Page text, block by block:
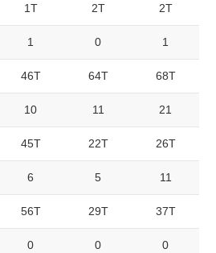
1T 2T 2T
1 0 1
46T 64T 68T
10 11 21
45T 22T 26T
6 5 11
56T 29T 37T
0 0 0